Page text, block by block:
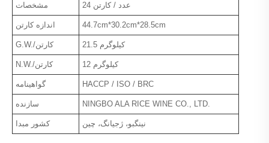
مشخصات 24 عدد / کارتن
اندازه کارتن 44.7cm*30.2cm*28.5cm
G.W./کارتن 21.5 کیلوگرم
N.W./کارتن 12 کیلوگرم
گواهینامه HACCP / ISO / BRC
سازنده NINGBO ALA RICE WINE CO., LTD.
کشور مبدا نینگبو، ژجیانگ، چین